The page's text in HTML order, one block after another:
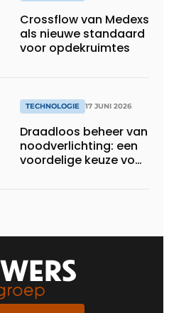
Crossflow van Medexs
als nieuwe standaard
voor opdekruimtes
TECHNOLOGIE 17 JUNI 2026
Draadloos beheer van
noodverlichting: een
voordelige keuze voor